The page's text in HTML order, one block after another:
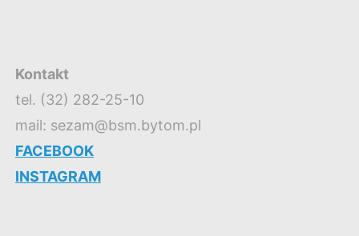
Kontakt
tel. (32) 282-25-10
mail: sezam@bsm.bytom.pl
FACEBOOK
INSTAGRAM